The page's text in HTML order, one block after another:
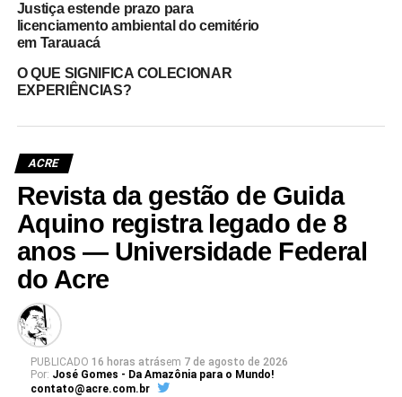
Justiça estende prazo para
licenciamento ambiental do cemitério
em Tarauacá
O QUE SIGNIFICA COLECIONAR
EXPERIÊNCIAS?
ACRE
Revista da gestão de Guida
Aquino registra legado de 8
anos — Universidade Federal
do Acre
PUBLICADO 16 horas atrásem 7 de agosto de 2026
Por: José Gomes - Da Amazônia para o Mundo!
contato@acre.com.br